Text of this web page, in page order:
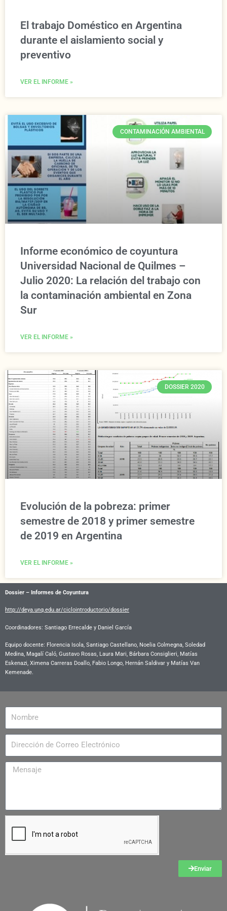
El trabajo Doméstico en Argentina
durante el aislamiento social y
preventivo
VER EL INFORME »
CONTAMINACIÓN AMBIENTAL
Informe económico de coyuntura
Universidad Nacional de Quilmes –
Julio 2020: La relación del trabajo con
la contaminación ambiental en Zona
Sur
VER EL INFORME »
DOSSIER 2020
Evolución de la pobreza: primer
semestre de 2018 y primer semestre
de 2019 en Argentina
VER EL INFORME »
Dossier – Informes de Coyuntura
http://deya.unq.edu.ar/ciclointroductorio/dossier
Coordinadores: Santiago Errecalde y Daniel García
Equipo docente: Florencia Isola, Santiago Castellano, Noelia Colmegna, Soledad
Medina, Magalí Caló, Gustavo Rosas, Laura Mari, Bárbara Consiglieri, Matías
Eskenazi, Ximena Carreras Doallo, Fabio Longo, Hernán Saldivar y Matías Van
Kemenade.
Enviar